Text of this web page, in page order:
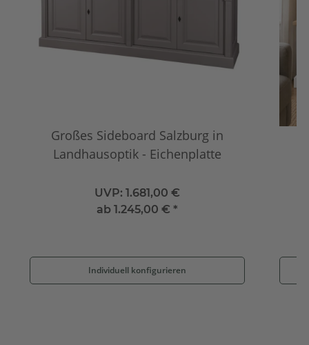
Großes Sideboard Salzburg in
Landhausoptik - Eichenplatte
UVP: 1.681,00 €
ab1.245,00 € *
Individuell konfigurieren